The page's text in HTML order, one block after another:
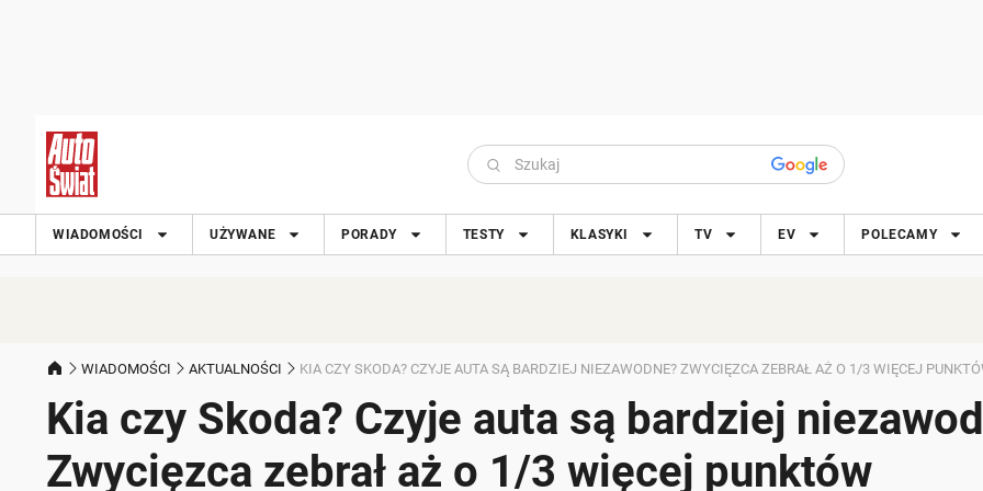
WIADOMOŚCI UŻYWANE PORADY TESTY KLASYKI TV EV POLECAMY
WIADOMOŚCI AKTUALNOŚCI KIA CZY SKODA? CZYJE AUTA SĄ BARDZIEJ NIEZAWODNE? ZWYCIĘZCA ZEBRAŁ AŻ O 1/3 WIĘCEJ
Kia czy Skoda? Czyje auta są bardziej
Zwycięzca zebrał aż o 1/3 więcej punktów